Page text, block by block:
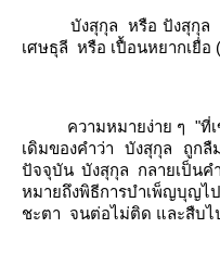
บังสุกุล หรือ ปังสุกุล
เศษธุลี หรือ เปื้อนหยากเยื่อ
ความหมายง่าย ๆ "ที่
เดิมของคำว่า บังสุกุล ถูกลื
ปัจจุบัน บังสุกุล กลายเป็นค
หมายถึงพิธีการบำเพ็ญบุญไ
ชะตา จนต่อไม่ติด และสืบไ